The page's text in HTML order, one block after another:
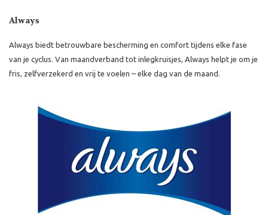
Always
Always biedt betrouwbare bescherming en comfort tijdens elke fase
van je cyclus. Van maandverband tot inlegkruisjes, Always helpt je om je
fris, zelfverzekerd en vrij te voelen – elke dag van de maand.